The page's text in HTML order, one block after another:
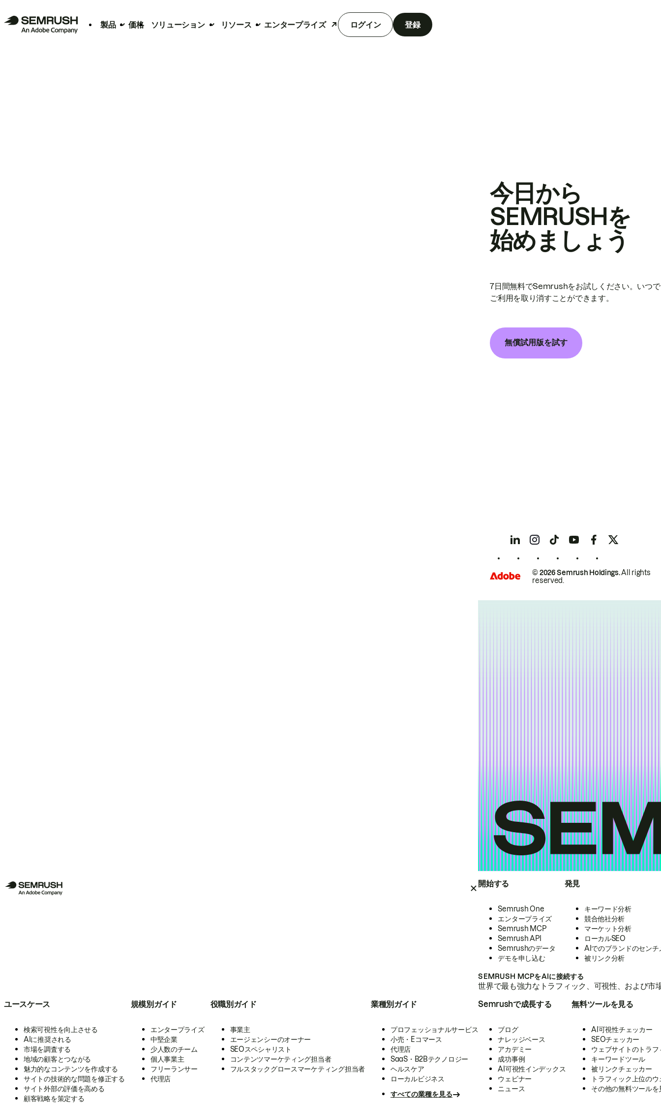
製品 価格 ソリューション リソース エンタープライズ ログイン 登録
開始する
Semrush One
エンタープライズ
Semrush MCP
Semrush API
Semrushのデータ
デモを申し込む
発見
キーワード分析
競合他社分析
マーケット分析
ローカルSEO
AIでのブランドのセンチ
被リンク分析
SEMRUSH MCPをAIに接続する
世界で最も強力なトラフィック、可視性、および
ユースケース
検索可視性を向上させる
AIに推奨される
市場を調査する
地域の顧客とつながる
魅力的なコンテンツを作成する
サイトの技術的な問題を修正する
サイト外部の評価を高める
顧客戦略を策定する
規模別ガイド
エンタープライズ
中堅企業
少人数のチーム
個人事業主
フリーランサー
代理店
役職別ガイド
事業主
エージェンシーのオーナー
SEOスペシャリスト
コンテンツマーケティング担当者
フルスタックグロースマーケティング担当者
業種別ガイド
プロフェッショナルサービス
小売・Eコマース
代理店
SaaS・B2Bテクノロジー
ヘルスケア
ローカルビジネス
すべての業種を見る
Semrushで成長する
ブログ
ナレッジベース
アカデミー
成功事例
AI可視性インデックス
ウェビナー
ニュース
無料ツールを見る
AI可視性チェッカー
SEOチェッカー
ウェブサイトのトラ
キーワードツール
被リンクチェッカー
トラフィック上位の
その他の無料ツールを
今日から
SEMRUSHを
始めましょう
7日間無料でSemrushをお試しください。いつ
ご利用を取り消すことができます。
無償試用版を試す
© 2026 Semrush Holdings.All rights
reserved.